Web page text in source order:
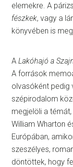
elemekre. A
fészkek, vagy a
könyvében is
A Lakóhajó a
A források
olvasóként pedig
szépirodalom
megjelöli a
William Wharton
Európában,
szeszélyes,
döntöttek, hogy